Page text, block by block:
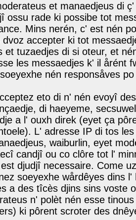
et manaedjeus di
ossu rade ki possibe tot
Mins nerén, c' est nén
dvoz accepter ki tot
et tuzaedjes di si oteur, et
les messaedjes k' il årént
nén responsåves
eto di n' nén evoyî
di haeyeme,
a l' ouxh direk (eyet ça
L' adresse IP di tos
waiburlin, eyet
candjî ou co clôre tot l'
djudjî necessaire. Come
soeyexhe wårdêyes dins
a des tîcès djins sins voste
n' polèt nén esse
ki pôrent scroter des